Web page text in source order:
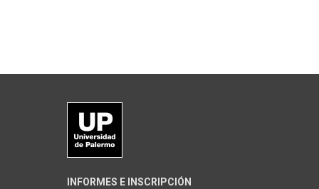
INFORMES E INSCRIPCIÓN